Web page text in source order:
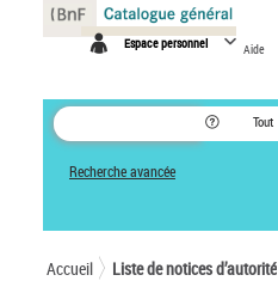
Espace personnel Aide
Tout
Recherche avancée
Accueil Liste de notices d’autorité
Panneau de gestion des cookies